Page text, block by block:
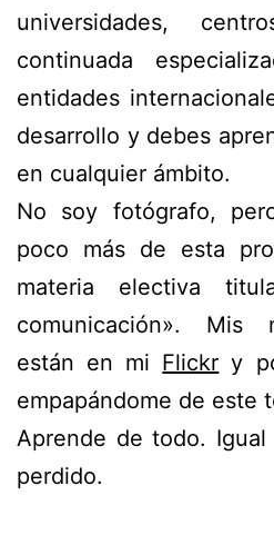
universidades,
continuada
entidades
desarrollo y debes
en cualquier ámbito.
No soy fotógrafo,
poco más de esta
materia electiva
comunicación». Mis
están en mi Flickr y
empapándome de este
Aprende de todo.
perdido.